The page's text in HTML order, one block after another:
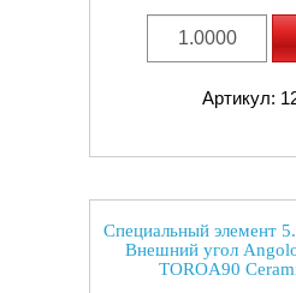
Артикул:
Специальный элемент
Внешний угол
TOROA90